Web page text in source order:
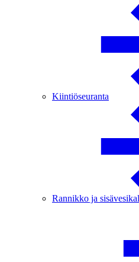
Kiintiöseuranta
Rannikko ja